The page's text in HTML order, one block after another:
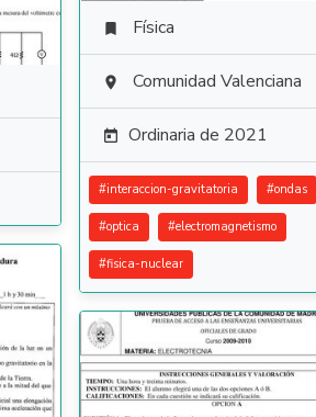
 Física
 Comunidad Valenciana
 Ordinaria de 2021
#interaccion-gravitatoria #ondas
#optica #electromagnetismo
#fisica-nuclear